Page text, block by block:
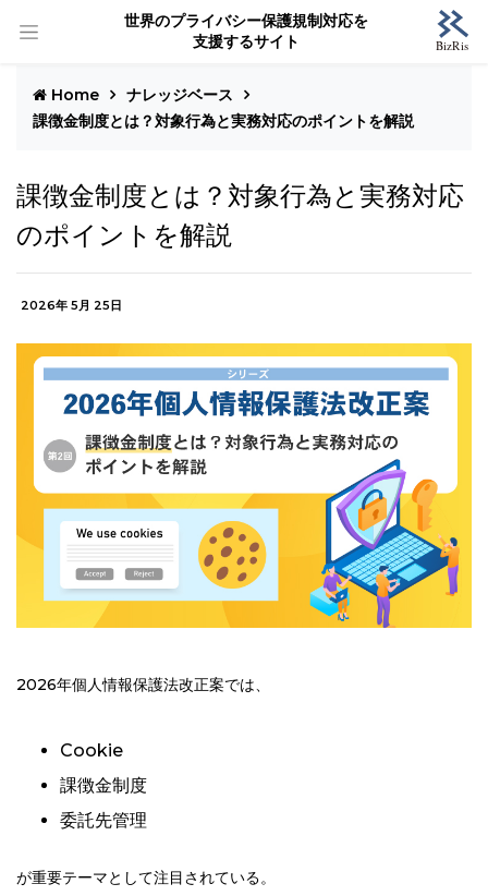
世界のプライバシー保護規制対応を
支援するサイト
Home
ナレッジベース
課徴金制度とは？対象行為と実務対応のポイントを解説
課徴金制度とは？対象行為と実務対応
のポイントを解説
2026年 5月 25日
2026年個人情報保護法改正案では、
Cookie
課徴金制度
委託先管理
が重要テーマとして注目されている。